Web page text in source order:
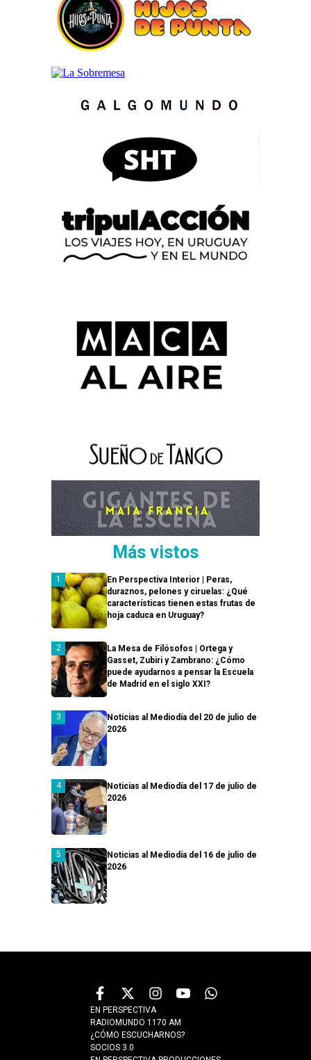
Más vistos
En Perspectiva Interior | Peras,
duraznos, pelones y ciruelas: ¿Qué
características tienen estas frutas de
hoja caduca en Uruguay?
La Mesa de Filósofos | Ortega y
Gasset, Zubiri y Zambrano: ¿Cómo
puede ayudarnos a pensar la Escuela
de Madrid en el siglo XXI?
Noticias al Mediodía del 20 de julio de
2026
Noticias al Mediodía del 17 de julio de
2026
Noticias al Mediodía del 16 de julio de
2026
EN PERSPECTIVA
RADIOMUNDO 1170 AM
¿CÓMO ESCUCHARNOS?
SOCIOS 3.0